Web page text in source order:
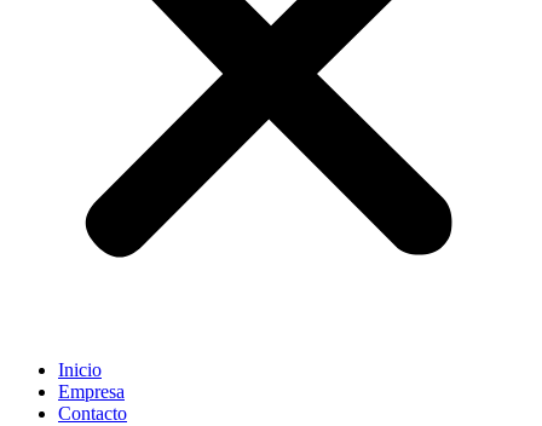
Inicio
Empresa
Contacto